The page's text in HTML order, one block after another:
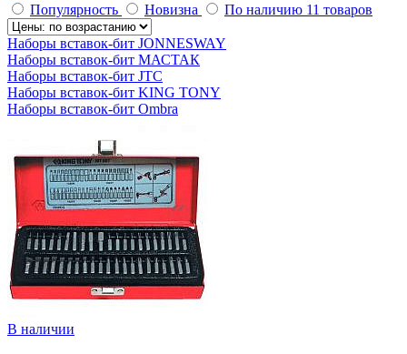
Популярность
Новизна По наличию 11 товаров
Наборы вставок-бит JONNESWAY
Наборы вставок-бит МАСТАК
Наборы вставок-бит JTC
Наборы вставок-бит KING TONY
Наборы вставок-бит Ombra
В наличии